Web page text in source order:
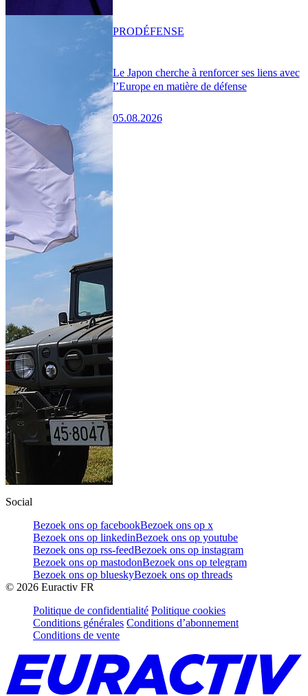
Le Japon cherche à renforcer ses liens avec
l’Europe en matière de défense
05.08.2026
PRODÉFENSE
Social
Bezoek ons op facebookBezoek ons op x
Bezoek ons op linkedinBezoek ons op youtube
Bezoek ons op rss-feedBezoek ons op instagram
Bezoek ons op mastodonBezoek ons op telegram
Bezoek ons op blueskyBezoek ons op threads
© 2026 Euractiv FR
Politique de confidentialité Politique cookies
Conditions générales Conditions d’abonnement
Conditions de vente